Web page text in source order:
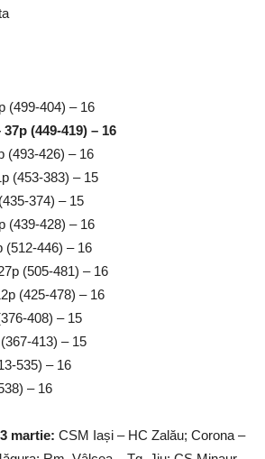
(499-404) – 16
(449-419) – 16
(493-426) – 16
(453-383) – 15
374) – 15
(439-428) – 16
(512-446) – 16
(505-481) – 16
(425-478) – 16
408) – 15
413) – 15
535) – 16
– 16
martie: CSM Iași – HC Zalău; Corona –